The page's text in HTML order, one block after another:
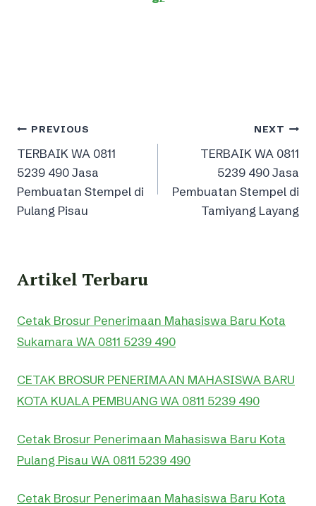
Post
navigation
PREVIOUS
TERBAIK WA 0811
5239 490 Jasa
Pembuatan Stempel di
Pulang Pisau
NEXT
TERBAIK WA 0811
5239 490 Jasa
Pembuatan Stempel di
Tamiyang Layang
Artikel Terbaru
Cetak Brosur Penerimaan Mahasiswa Baru Kota
Sukamara WA 0811 5239 490
CETAK BROSUR PENERIMAAN MAHASISWA BARU
KOTA KUALA PEMBUANG WA 0811 5239 490
Cetak Brosur Penerimaan Mahasiswa Baru Kota
Pulang Pisau WA 0811 5239 490
Cetak Brosur Penerimaan Mahasiswa Baru Kota